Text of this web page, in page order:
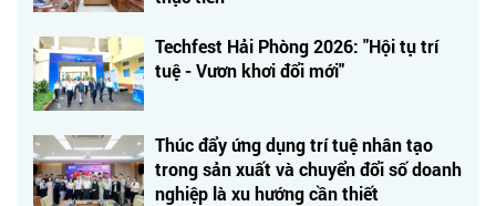
Techfest Hải Phòng 2026: "Hội tụ trí
tuệ - Vươn khơi đổi mới"
Thúc đẩy ứng dụng trí tuệ nhân tạo
trong sản xuất và chuyển đổi số doanh
nghiệp là xu hướng cần thiết